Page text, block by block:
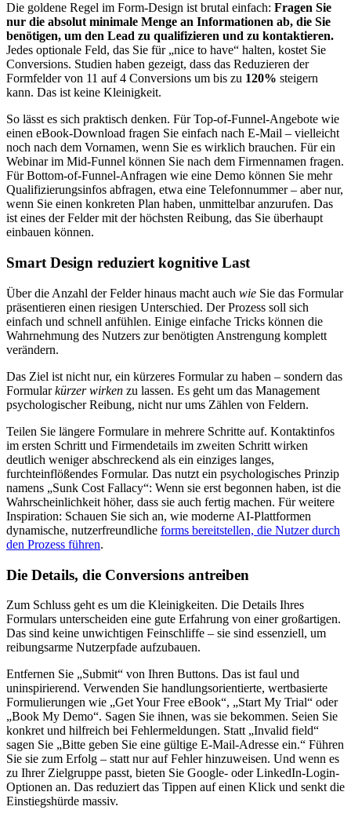
Die goldene Regel im Form-Design ist brutal einfach: Fragen Sie
nur die absolut minimale Menge an Informationen ab, die Sie
benötigen, um den Lead zu qualifizieren und zu kontaktieren.
Jedes optionale Feld, das Sie für „nice to have“ halten, kostet Sie
Conversions. Studien haben gezeigt, dass das Reduzieren der
Formfelder von 11 auf 4 Conversions um bis zu 120% steigern
kann. Das ist keine Kleinigkeit.
So lässt es sich praktisch denken. Für Top-of-Funnel-Angebote wie
einen eBook-Download fragen Sie einfach nach E-Mail – vielleicht
noch nach dem Vornamen, wenn Sie es wirklich brauchen. Für ein
Webinar im Mid-Funnel können Sie nach dem Firmennamen fragen.
Für Bottom-of-Funnel-Anfragen wie eine Demo können Sie mehr
Qualifizierungsinfos abfragen, etwa eine Telefonnummer – aber nur,
wenn Sie einen konkreten Plan haben, unmittelbar anzurufen. Das
ist eines der Felder mit der höchsten Reibung, das Sie überhaupt
einbauen können.
Smart Design reduziert kognitive Last
Über die Anzahl der Felder hinaus macht auch wie Sie das Formular
präsentieren einen riesigen Unterschied. Der Prozess soll sich
einfach und schnell anfühlen. Einige einfache Tricks können die
Wahrnehmung des Nutzers zur benötigten Anstrengung komplett
verändern.
Das Ziel ist nicht nur, ein kürzeres Formular zu haben – sondern das
Formularkürzer wirken zu lassen. Es geht um das Management
psychologischer Reibung, nicht nur ums Zählen von Feldern.
Teilen Sie längere Formulare in mehrere Schritte auf. Kontaktinfos
im ersten Schritt und Firmendetails im zweiten Schritt wirken
deutlich weniger abschreckend als ein einziges langes,
furchteinflößendes Formular. Das nutzt ein psychologisches Prinzip
namens „Sunk Cost Fallacy“: Wenn sie erst begonnen haben, ist die
Wahrscheinlichkeit höher, dass sie auch fertig machen. Für weitere
Inspiration: Schauen Sie sich an, wie moderne AI-Plattformen
dynamische, nutzerfreundliche forms bereitstellen, die Nutzer durch
den Prozess führen.
Die Details, die Conversions antreiben
Zum Schluss geht es um die Kleinigkeiten. Die Details Ihres
Formulars unterscheiden eine gute Erfahrung von einer großartigen.
Das sind keine unwichtigen Feinschliffe – sie sind essenziell, um
reibungsarme Nutzerpfade aufzubauen.
Entfernen Sie „Submit“ von Ihren Buttons. Das ist faul und
uninspirierend. Verwenden Sie handlungsorientierte, wertbasierte
Formulierungen wie „Get Your Free eBook“, „Start My Trial“ oder
„Book My Demo“. Sagen Sie ihnen, was sie bekommen. Seien Sie
konkret und hilfreich bei Fehlermeldungen. Statt „Invalid field“
sagen Sie „Bitte geben Sie eine gültige E-Mail-Adresse ein.“ Führen
Sie sie zum Erfolg – statt nur auf Fehler hinzuweisen. Und wenn es
zu Ihrer Zielgruppe passt, bieten Sie Google- oder LinkedIn-Login-
Optionen an. Das reduziert das Tippen auf einen Klick und senkt die
Einstiegshürde massiv.